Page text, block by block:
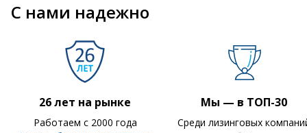
С нами надежно
26 лет на рынке
Работаем с 2000 года
Мы — в ТОП-30
Среди лизинговых